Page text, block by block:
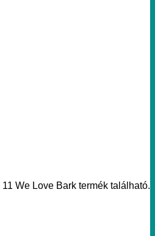
11 We Love Bark termék található.